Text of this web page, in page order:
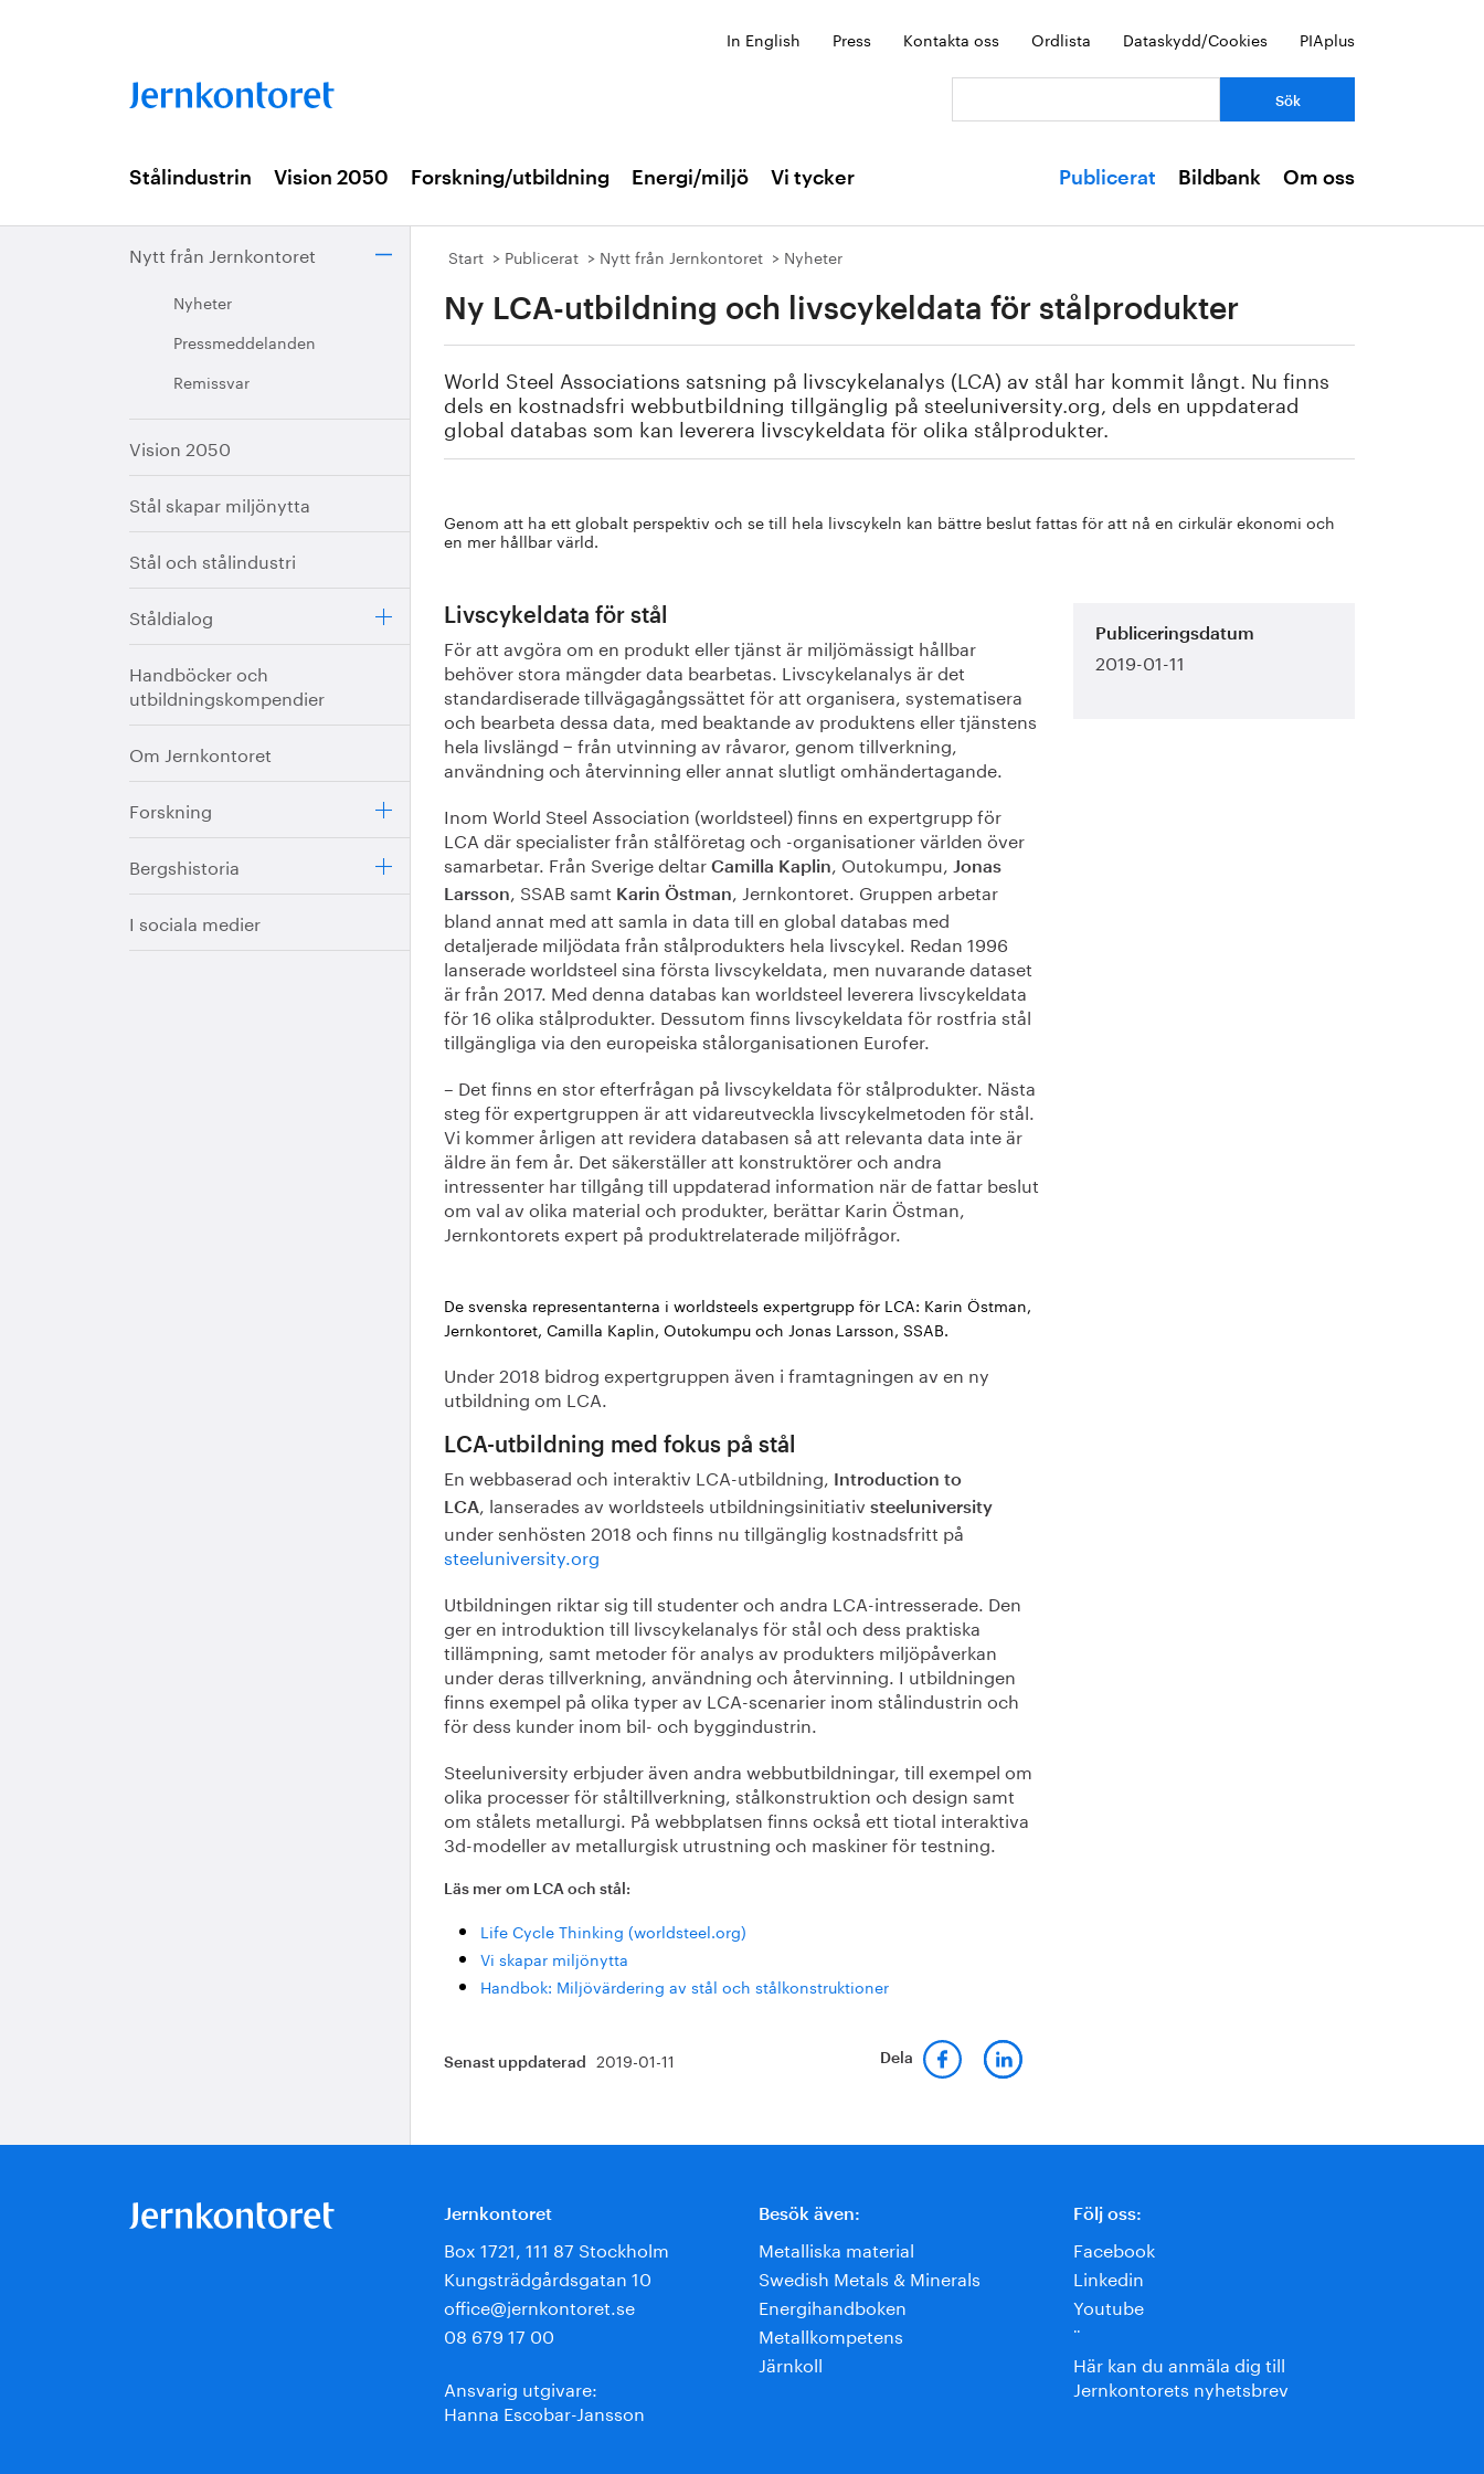
In English Press Kontakta oss Ordlista Dataskydd/Cookies PIAplus
Stålindustrin Vision 2050 Forskning/utbildning Energi/miljö Vi tycker Publicerat Bildbank Om oss
Nytt från Jernkontoret
Nyheter
Pressmeddelanden
Remissvar
Vision 2050
Stål skapar miljönytta
Stål och stålindustri
Ståldialog
Handböcker och
utbildningskompendier
Om Jernkontoret
Forskning
Bergshistoria
I sociala medier
Start Publicerat Nytt från Jernkontoret Nyheter
Ny LCA-utbildning och livscykeldata för stålprodukter
World Steel Associations satsning på livscykelanalys (LCA) av stål har kommit långt. Nu finns
dels en kostnadsfri webbutbildning tillgänglig på steeluniversity.org, dels en uppdaterad
global databas som kan leverera livscykeldata för olika stålprodukter.
Genom att ha ett globalt perspektiv och se till hela livscykeln kan bättre beslut fattas för att nå en cirkulär ekonomi och
en mer hållbar värld.
Livscykeldata för stål
För att avgöra om en produkt eller tjänst är miljömässigt hållbar
behöver stora mängder data bearbetas. Livscykelanalys är det
standardiserade tillvägagångssättet för att organisera, systematisera
och bearbeta dessa data, med beaktande av produktens eller tjänstens
hela livslängd − från utvinning av råvaror, genom tillverkning,
användning och återvinning eller annat slutligt omhändertagande.
Inom World Steel Association (worldsteel) finns en expertgrupp för
LCA där specialister från stålföretag och -organisationer världen över
samarbetar. Från Sverige deltar Camilla Kaplin, Outokumpu, Jonas
Larsson, SSAB samt Karin Östman, Jernkontoret. Gruppen arbetar
bland annat med att samla in data till en global databas med
detaljerade miljödata från stålprodukters hela livscykel. Redan 1996
lanserade worldsteel sina första livscykeldata, men nuvarande dataset
är från 2017. Med denna databas kan worldsteel leverera livscykeldata
för 16 olika stålprodukter. Dessutom finns livscykeldata för rostfria stål
tillgängliga via den europeiska stålorganisationen Eurofer.
– Det finns en stor efterfrågan på livscykeldata för stålprodukter. Nästa
steg för expertgruppen är att vidareutveckla livscykelmetoden för stål.
Vi kommer årligen att revidera databasen så att relevanta data inte är
äldre än fem år. Det säkerställer att konstruktörer och andra
intressenter har tillgång till uppdaterad information när de fattar beslut
om val av olika material och produkter, berättar Karin Östman,
Jernkontorets expert på produktrelaterade miljöfrågor.
De svenska representanterna i worldsteels expertgrupp för LCA: Karin Östman,
Jernkontoret, Camilla Kaplin, Outokumpu och Jonas Larsson, SSAB.
Under 2018 bidrog expertgruppen även i framtagningen av en ny
utbildning om LCA.
LCA-utbildning med fokus på stål
En webbaserad och interaktiv LCA-utbildning,
Introduction to
LCA, lanserades av worldsteels utbildningsinitiativ steeluniversity
under senhösten 2018 och finns nu tillgänglig kostnadsfritt på
steeluniversity.org
Utbildningen riktar sig till studenter och andra LCA-intresserade. Den
ger en introduktion till livscykelanalys för stål och dess praktiska
tillämpning, samt metoder för analys av produkters miljöpåverkan
under deras tillverkning, användning och återvinning. I utbildningen
finns exempel på olika typer av LCA-scenarier inom stålindustrin och
för dess kunder inom bil- och byggindustrin.
Steeluniversity erbjuder även andra webbutbildningar, till exempel om
olika processer för ståltillverkning, stålkonstruktion och design samt
om stålets metallurgi. På webbplatsen finns också ett tiotal interaktiva
3d-modeller av metallurgisk utrustning och maskiner för testning.
Läs mer om LCA och stål:
Life Cycle Thinking (worldsteel.org)
Vi skapar miljönytta
Handbok: Miljövärdering av stål och stålkonstruktioner
Senast uppdaterad 2019-01-11 Dela
Publiceringsdatum
2019-01-11
Jernkontoret
Box 1721, 111 87 Stockholm
Kungsträdgårdsgatan 10
office@jernkontoret.se
08 679 17 00
Ansvarig utgivare:
Hanna Escobar-Jansson
Besök även:
Metalliska material
Swedish Metals & Minerals
Energihandboken
Metallkompetens
Järnkoll
Följ oss:
Facebook
Linkedin
Youtube
¨
Här kan du anmäla dig till
Jernkontorets nyhetsbrev